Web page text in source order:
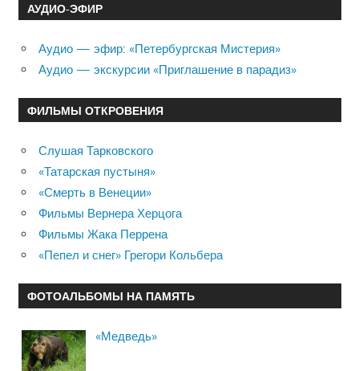
АУДИО-ЭФИР
Аудио — эфир: «Петербургская Мистерия»
Аудио — экскурсии «Приглашение в парадиз»
ФИЛЬМЫ ОТКРОВЕНИЯ
Слушая Тарковского
«Татарская пустыня»
«Смерть в Венеции»
Фильмы Вернера Херцога
Фильмы Жака Перрена
«Пепел и снег» Грегори Кольбера
ФОТОАЛЬБОМЫ НА ПАМЯТЬ
«Медведь»